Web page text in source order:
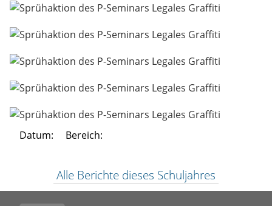
Datum: Bereich:
Alle Berichte dieses Schuljahres